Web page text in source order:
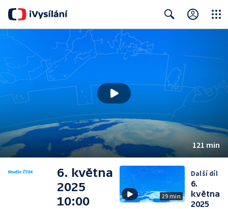
121 min
6. května
2025
10:00
29 min
Další díl
6.
května
2025